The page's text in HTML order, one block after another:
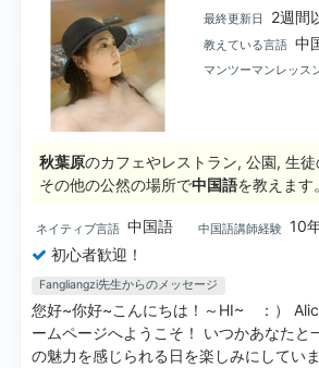
最終更新日 2週間
教えている言語 中
マンツーマンレッス
秋葉原のカフェやレストラン, 公園, 生
その他の公然の場所で中国語を教えます。
ネイティブ言語 中国語 中国語講師経験 10
初心者歓迎！
Fangliangzi先生からのメッセージ
您好~你好~こんにちは！～HI~ ：）
ームページへようこそ！ いつかあなたと
の魅力を感じられる日を楽しみにしてい